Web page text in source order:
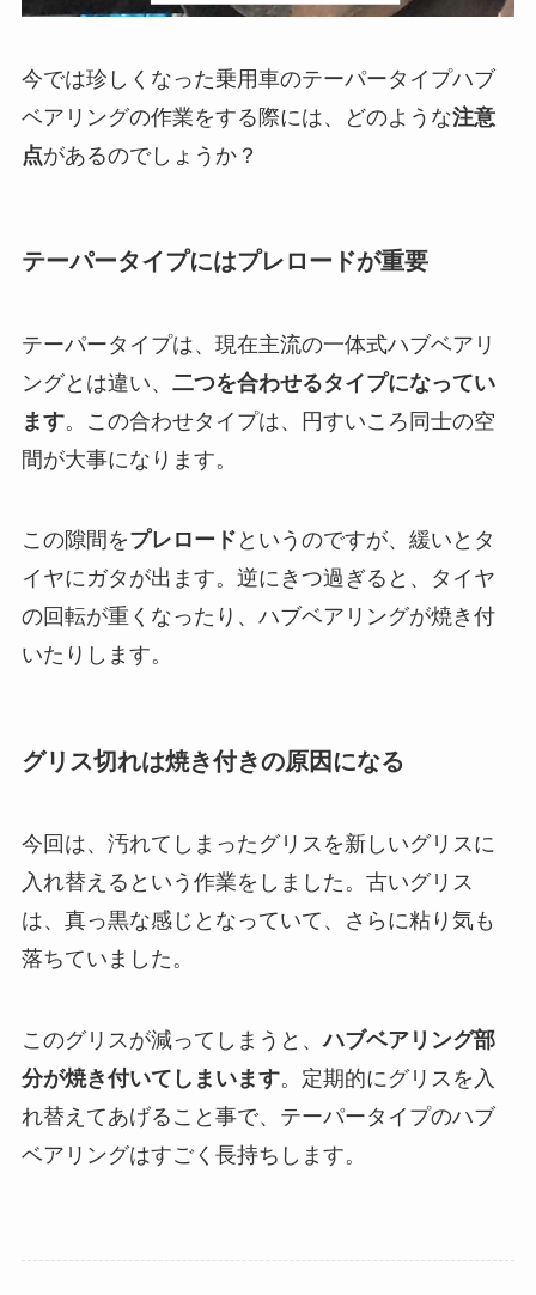
今では珍しくなった乗用車のテーパータイプハブ
ベアリングの作業をする際には、どのような注意
点があるのでしょうか？
テーパータイプにはプレロードが重要
テーパータイプは、現在主流の一体式ハブベアリ
ングとは違い、 二つを合わせるタイプになってい
ます。この合わせタイプは、円すいころ同士の空
間が大事になります。
この隙間をプレロード というのですが、緩いとタ
イヤにガタが出ます。逆にきつ過ぎると、タイヤ
の回転が重くなったり、ハブベアリングが焼き付
いたりします。
グリス切れは焼き付きの原因になる
今回は、汚れてしまったグリスを新しいグリスに
入れ替えるという作業をしました。古いグリス
は、真っ黒な感じとなっていて、さらに粘り気も
落ちていました。
このグリスが減ってしまうと、ハブベアリング部
分が焼き付いてしまいます。定期的にグリスを入
れ替えてあげること事で、テーパータイプのハブ
ベアリングはすごく長持ちします。